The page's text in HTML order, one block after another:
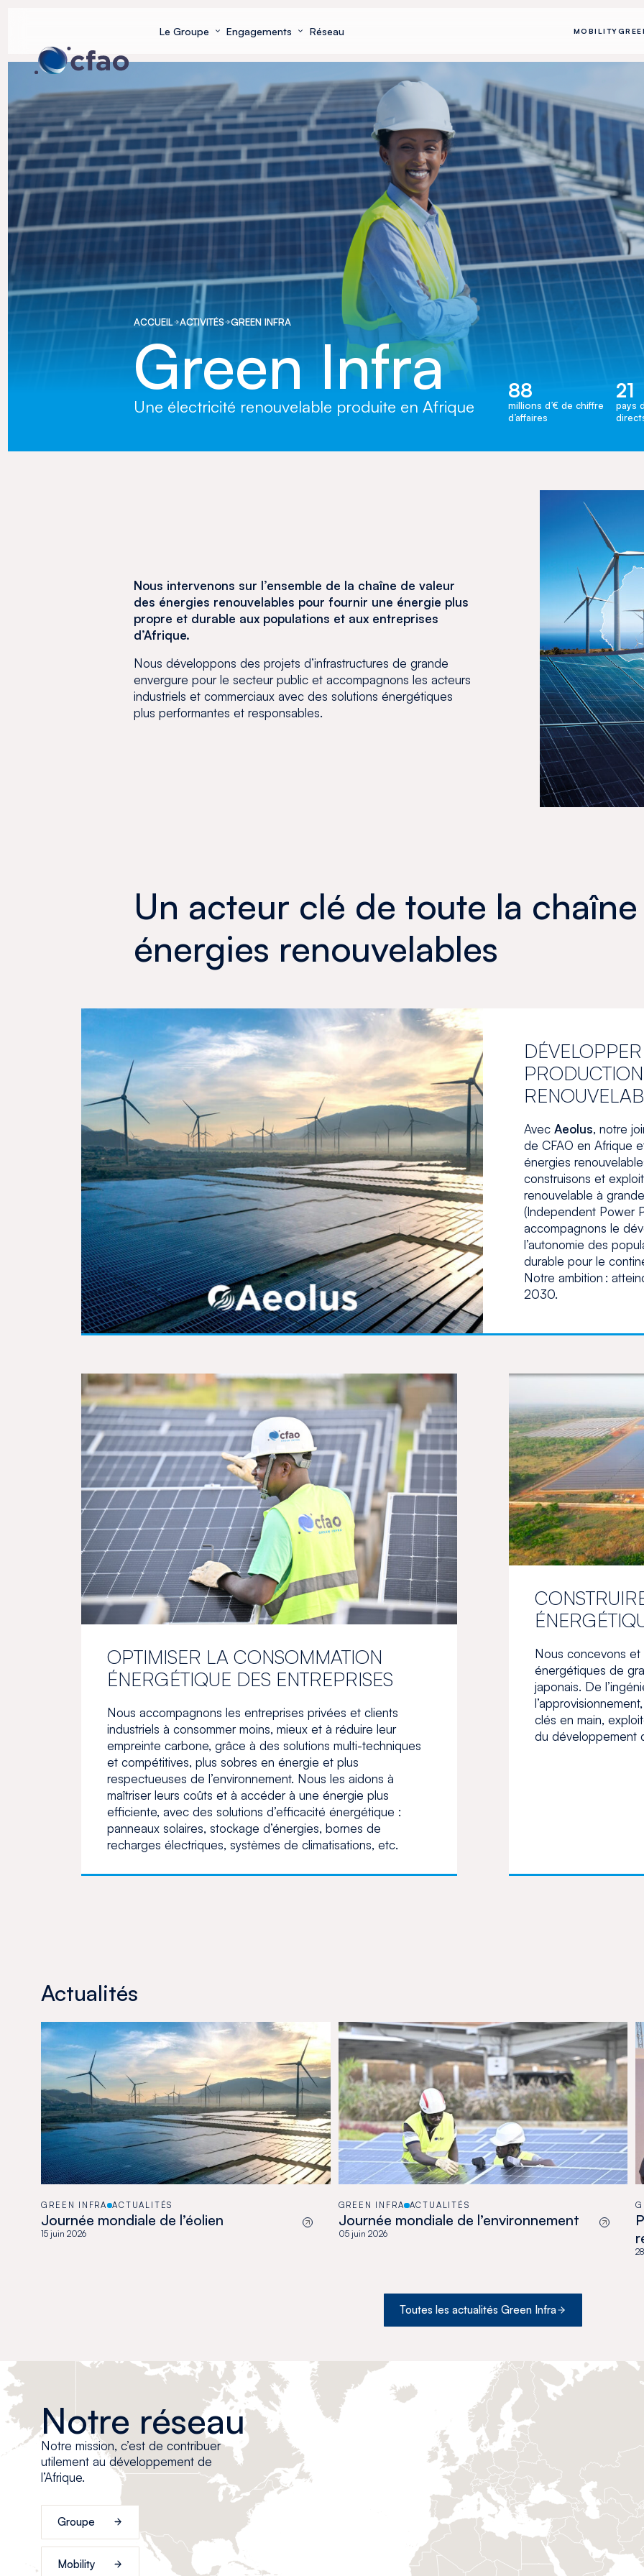
Le Groupe Engagements Réseau MOBILITY
ACCUEIL ACTIVITÉS GREEN INFRA
Green Infra
Une électricité renouvelable produite en Afrique
88
millions d’€ de chiffre
d’affaires
21
pays
Nous intervenons sur l’ensemble de la chaîne de valeur
des énergies renouvelables pour fournir une énergie plus
propre et durable aux populations et aux entreprises
d’Afrique.
Nous développons des projets d’infrastructures de grande
envergure pour le secteur public et accompagnons les acteurs
industriels et commerciaux avec des solutions énergétiques
plus performantes et responsables.
Un acteur clé de toute la
énergies renouvelables
AvecAeolus, notre
de CFAO en Afrique
énergies
construisons et
renouvelable à
(Independent Power
accompagnons le
l’autonomie des
durable pour le
Notre ambition :
2030.
OPTIMISER LA CONSOMMATION
ÉNERGÉTIQUE DES ENTREPRISES
Nous accompagnons les entreprises privées et clients
industriels à consommer moins, mieux et à réduire leur
empreinte carbone, grâce à des solutions multi-techniques
et compétitives, plus sobres en énergie et plus
respectueuses de l’environnement. Nous les aidons à
maîtriser leurs coûts et à accéder à une énergie plus
efficiente, avec des solutions d’efficacité énergétique :
panneaux solaires, stockage d’énergies, bornes de
recharges électriques, systèmes de climatisations, etc.
Nous concevons et
énergétiques de
japonais. De
clés en main,
du développement
Actualités
GREEN INFRA ACTUALITÉS
Journée mondiale de l’éolien
15 juin 2026
GREEN INFRA ACTUALITÉS
Journée mondiale de l’environnement
05 juin 2026
Toutes les actualités Green Infra
Notre réseau
Notre mission, c’est de contribuer
utilement au développement de
l’Afrique.
Groupe
Mobility